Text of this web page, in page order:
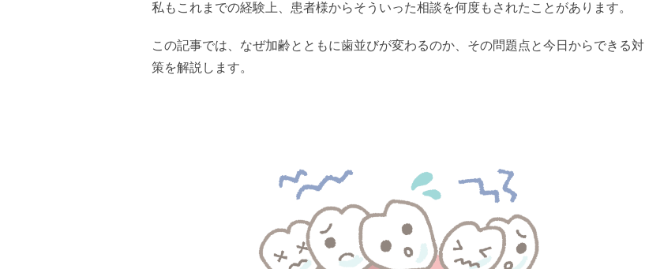
私もこれまでの経験上、患者様からそういった相談を何度もされたことがあります。
この記事では、なぜ加齢とともに歯並びが変わるのか、その問題点と今日からできる対
策を解説します。